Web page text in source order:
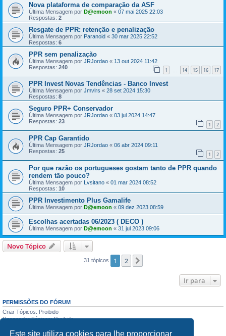
Este site utiliza cookies para lhe proporcionar
Nova plataforma de comparação da ASF
Última Mensagem por D@emoon « 07 mai 2025 22:03
Respostas: 2
Resgate de PPR: retenção e penalização
Última Mensagem por Paranoid « 30 mar 2025 22:52
Respostas: 6
PPR sem penalização
Última Mensagem por JRJordao « 13 out 2024 11:42
Respostas: 240 1 14 15 16 17
PPR Invest Novas Tendências - Banco Invest
Última Mensagem por Jmvlrs « 28 set 2024 15:30
Respostas: 8
Seguro PPR+ Conservador
Última Mensagem por JRJordao « 03 jul 2024 14:47
Respostas: 23 1 2
PPR Cap Garantido
Última Mensagem por JRJordao « 06 abr 2024 09:11
Respostas: 25 1 2
Por que razão os portugueses gostam tanto de PPR quando
rendem tão pouco?
Última Mensagem por Lvsitano « 01 mar 2024 08:52
Respostas: 10
PPR Investimento Plus Gamalife
Última Mensagem por D@emoon « 09 dez 2023 08:59
Escolhas acertadas 06/2023 ( DECO )
Última Mensagem por D@emoon « 31 jul 2023 09:06
Novo Tópico
31 tópicos 1 2
Ir para
PERMISSÕES DO FÓRUM
Criar Tópicos: Proibido
Responder Tópicos: Proibido
Apagar Mensagens: Proibido